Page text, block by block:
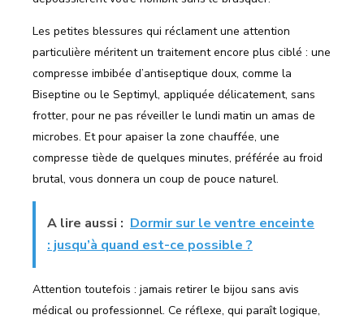
Les petites blessures qui réclament une attention
particulière méritent un traitement encore plus ciblé : une
compresse imbibée d’antiseptique doux, comme la
Biseptine ou le Septimyl, appliquée délicatement, sans
frotter, pour ne pas réveiller le lundi matin un amas de
microbes. Et pour apaiser la zone chauffée, une
compresse tiède de quelques minutes, préférée au froid
brutal, vous donnera un coup de pouce naturel.
A lire aussi : Dormir sur le ventre enceinte
: jusqu’à quand est-ce possible ?
Attention toutefois : jamais retirer le bijou sans avis
médical ou professionnel. Ce réflexe, qui paraît logique,